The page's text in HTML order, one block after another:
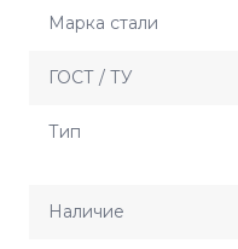
Марка стали
ГОСТ / ТУ
Тип
Наличие